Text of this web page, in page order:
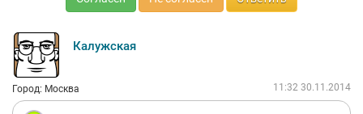
Калужская
Город: Москва 11:32 30.11.2014